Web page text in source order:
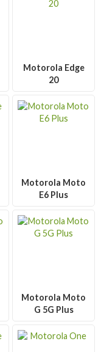
Motorola Edge
20
Motorola Moto
E6 Plus
Motorola Moto
G 5G Plus